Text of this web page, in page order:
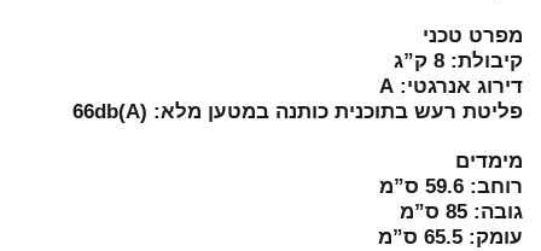
מפרט טכני
קיבולת: 8 ק”ג
דירוג אנרגטי: A
פליטת רעש בתוכנית כותנה במטען מלא: 66db(A)
מימדים
רוחב: 59.6 ס”מ
גובה: 85 ס”מ
עומק: 65.5 ס”מ